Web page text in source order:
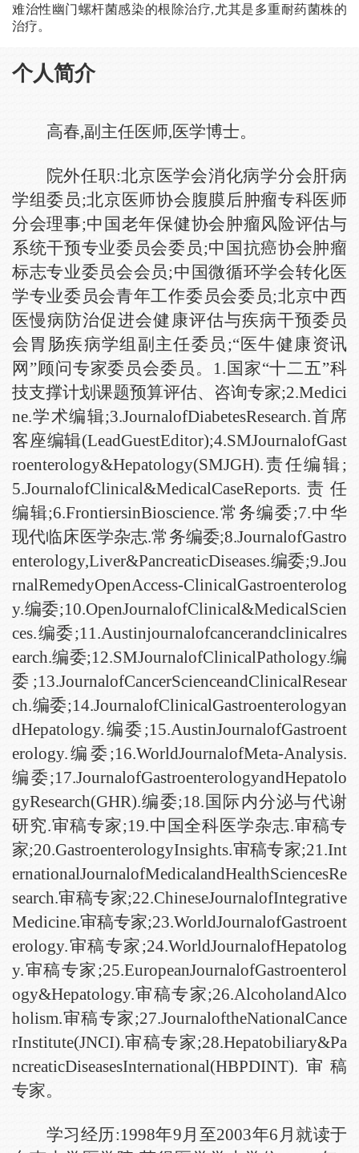
难治性幽门螺杆菌感染的根除治疗,尤其是多重耐药菌株的
治疗。
个人简介
高春,副主任医师,医学博士。
院外任职:北京医学会消化病学分会肝病
学组委员;北京医师协会腹膜后肿瘤专科医师
分会理事;中国老年保健协会肿瘤风险评估与
系统干预专业委员会委员;中国抗癌协会肿瘤
标志专业委员会会员;中国微循环学会转化医
学专业委员会青年工作委员会委员;北京中西
医慢病防治促进会健康评估与疾病干预委员
会胃肠疾病学组副主任委员;“医牛健康资讯
网”顾问专家委员会委员。 1.国家“十二五”科
技支撑计划课题预算评估、咨询专家;2.Medici
ne.学术编辑;3.JournalofDiabetesResearch.首席
客座编辑(LeadGuestEditor);4.SMJournalofGast
roenterology&Hepatology(SMJGH).责任编辑;
5.JournalofClinical&MedicalCaseReports.责任
编辑;6.FrontiersinBioscience.常务编委;7.中华
现代临床医学杂志.常务编委;8.JournalofGastro
enterology,Liver&PancreaticDiseases.编委;9.Jou
rnalRemedyOpenAccess-ClinicalGastroenterolog
y.编委;10.OpenJournalofClinical&MedicalScien
ces.编委;11.Austinjournalofcancerandclinicalres
earch.编委;12.SMJournalofClinicalPathology.编
委;13.JournalofCancerScienceandClinicalResear
ch.编委;14.JournalofClinicalGastroenterologyan
dHepatology.编委;15.AustinJournalofGastroent
erology.编委;16.WorldJournalofMeta-Analysis.
编委;17.JournalofGastroenterologyandHepatolo
gyResearch(GHR).编委;18.国际内分泌与代谢
研究.审稿专家;19.中国全科医学杂志.审稿专
家;20.GastroenterologyInsights.审稿专家;21.Int
ernationalJournalofMedicalandHealthSciencesRe
search.审稿专家;22.ChineseJournalofIntegrative
Medicine.审稿专家;23.WorldJournalofGastroent
erology.审稿专家;24.WorldJournalofHepatolog
y.审稿专家;25.EuropeanJournalofGastroenterol
ogy&Hepatology.审稿专家;26.AlcoholandAlco
holism.审稿专家;27.JournaloftheNationalCance
rInstitute(JNCI).审稿专家;28.Hepatobiliary&Pa
ncreaticDiseasesInternational(HBPDINT).审稿
专家。
学习经历:1998年9月至2003年6月就读于